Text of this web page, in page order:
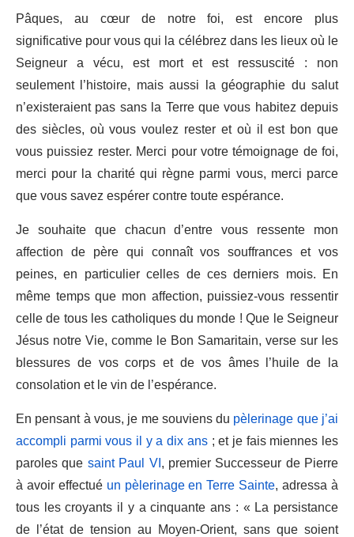
Pâques, au cœur de notre foi, est encore plus
significative pour vous qui la célébrez dans les lieux où le
Seigneur a vécu, est mort et est ressuscité : non
seulement l’histoire, mais aussi la géographie du salut
n’existeraient pas sans la Terre que vous habitez depuis
des siècles, où vous voulez rester et où il est bon que
vous puissiez rester. Merci pour votre témoignage de foi,
merci pour la charité qui règne parmi vous, merci parce
que vous savez espérer contre toute espérance.
Je souhaite que chacun d’entre vous ressente mon
affection de père qui connaît vos souffrances et vos
peines, en particulier celles de ces derniers mois. En
même temps que mon affection, puissiez-vous ressentir
celle de tous les catholiques du monde ! Que le Seigneur
Jésus notre Vie, comme le Bon Samaritain, verse sur les
blessures de vos corps et de vos âmes l’huile de la
consolation et le vin de l’espérance.
En pensant à vous, je me souviens dupèlerinage que j’ai
accompli parmi vous il y a dix ans; et je fais miennes les
paroles quesaint Paul VI, premier Successeur de Pierre
à avoir effectuéun pèlerinage en Terre Sainte, adressa à
tous les croyants il y a cinquante ans : « La persistance
de l’état de tension au Moyen-Orient, sans que soient